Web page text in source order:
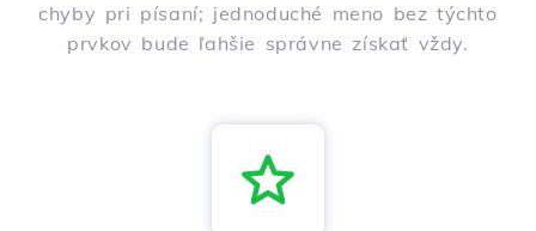
chyby pri písaní; jednoduché meno bez týchto
prvkov bude ľahšie správne získať vždy.